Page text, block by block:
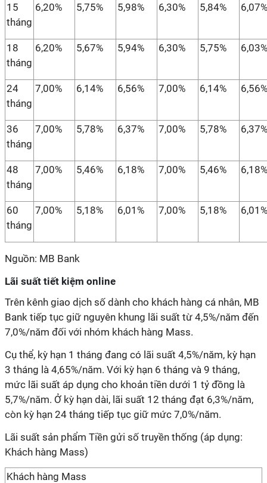
15
tháng
6,20% 5,75% 5,98% 6,30% 5,84% 6,07%
18
tháng
6,20% 5,67% 5,94% 6,30% 5,75% 6,03%
24
tháng
7,00% 6,14% 6,56% 7,00% 6,14% 6,56%
36
tháng
7,00% 5,78% 6,37% 7,00% 5,78% 6,37%
48
tháng
7,00% 5,46% 6,18% 7,00% 5,46% 6,18%
60
tháng
7,00% 5,18% 6,01% 7,00% 5,18% 6,01%
Nguồn: MB Bank
Lãi suất tiết kiệm online
Trên kênh giao dịch số dành cho khách hàng cá nhân, MB
Bank tiếp tục giữ nguyên khung lãi suất từ 4,5%/năm đến
7,0%/năm đối với nhóm khách hàng Mass.
Cụ thể, kỳ hạn 1 tháng đang có lãi suất 4,5%/năm, kỳ hạn
3 tháng là 4,65%/năm. Với kỳ hạn 6 tháng và 9 tháng,
mức lãi suất áp dụng cho khoản tiền dưới 1 tỷ đồng là
5,7%/năm. Ở kỳ hạn dài, lãi suất 12 tháng đạt 6,3%/năm,
còn kỳ hạn 24 tháng tiếp tục giữ mức 7,0%/năm.
Lãi suất sản phẩm Tiền gửi số truyền thống (áp dụng:
Khách hàng Mass)
Khách hàng Mass